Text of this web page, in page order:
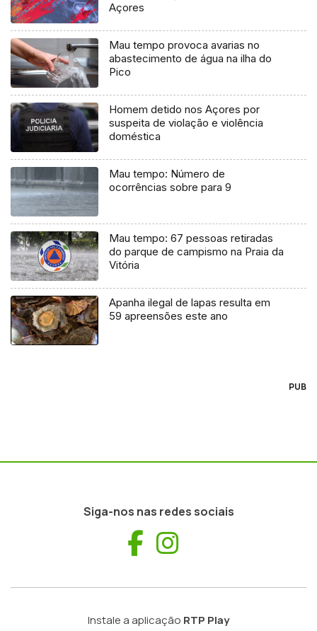
Açores
Mau tempo provoca avarias no
abastecimento de água na ilha do
Pico
Homem detido nos Açores por
suspeita de violação e violência
doméstica
Mau tempo: Número de
ocorrências sobre para 9
Mau tempo: 67 pessoas retiradas
do parque de campismo na Praia da
Vitória
Apanha ilegal de lapas resulta em
59 apreensões este ano
PUB
Siga-nos nas redes sociais
Facebook
Instale a aplicação RTP Play